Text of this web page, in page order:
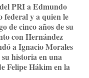
PRI a Edmundo
federal y a quien le
de cinco años de su
con Hernández
a Ignacio Morales
historia en una
Felipe Hákim en la